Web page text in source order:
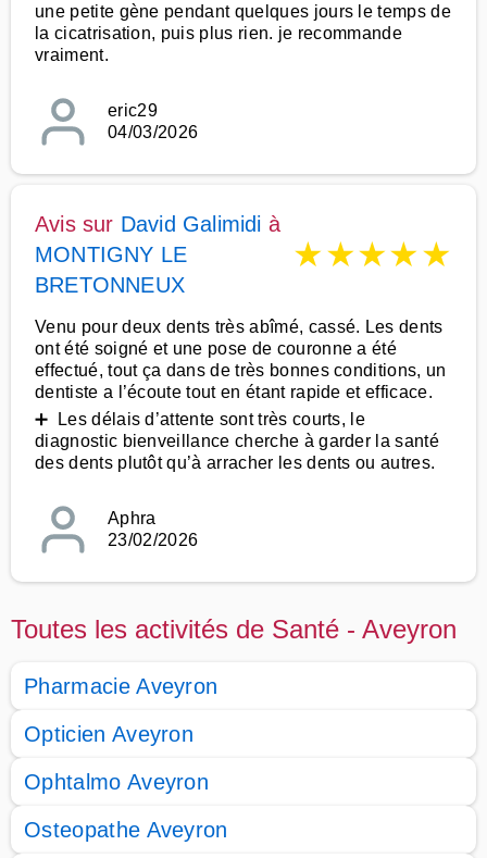
une petite gène pendant quelques jours le temps de
la cicatrisation, puis plus rien. je recommande
vraiment.
eric29
04/03/2026
Avis sur David Galimidi à
MONTIGNY LE
BRETONNEUX
★★★★★
Venu pour deux dents très abîmé, cassé. Les dents
ont été soigné et une pose de couronne a été
effectué, tout ça dans de très bonnes conditions, un
dentiste a l’écoute tout en étant rapide et efficace.
➕ Les délais d’attente sont très courts, le
diagnostic bienveillance cherche à garder la santé
des dents plutôt qu’à arracher les dents ou autres.
Aphra
23/02/2026
Toutes les activités de Santé - Aveyron
Pharmacie Aveyron
Opticien Aveyron
Ophtalmo Aveyron
Osteopathe Aveyron